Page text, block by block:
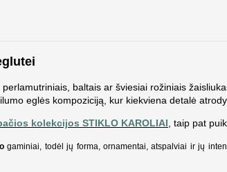
baltais ar šviesiai rožiniais
eglės kompoziciją, kur kiekviena detalė
kolekcijos STIKLO KAROLIAI, taip pat
gaminiai, todėl jų forma, ornamentai, atspalviai ir jų